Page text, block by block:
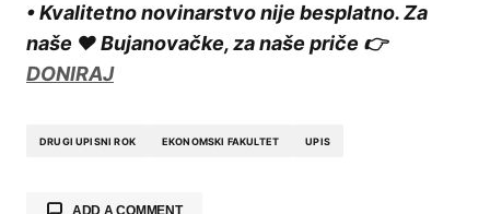
• Kvalitetno novinarstvo nije besplatno. Za
naše ❤️ Bujanovačke, za naše priče 👉
DONIRAJ
DRUGI UPISNI ROK EKONOMSKI FAKULTET UPIS
ADD A COMMENT